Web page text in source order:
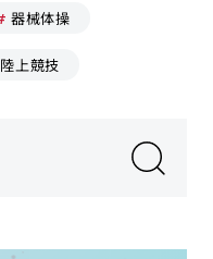
器械体操
陸上競技